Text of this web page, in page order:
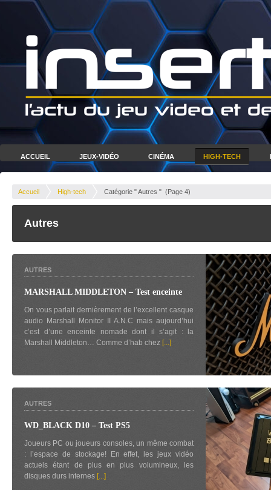
ACCUEIL JEUX-VIDÉO CINÉMA HIGH-TECH
Accueil High-tech Catégorie " Autres " (Page 4)
Autres
AUTRES
MARSHALL MIDDLETON – Test enceinte
On vous parlait dernièrement de l’excellent casque
audio Marshall Monitor II A.N.C mais aujourd’hui
c’est d’une enceinte nomade dont il s’agit : la
Marshall Middleton… Comme d’hab chez [...]
AUTRES
WD_BLACK D10 – Test PS5
Joueurs PC ou joueurs consoles, un même combat
: l’espace de stockage! En effet, les jeux vidéo
actuels étant de plus en plus volumineux, les
disques durs internes [...]